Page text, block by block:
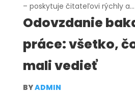
– poskytuje čitateľovi rýchly a…
Odovzdanie
práce: všetko,
mali vedieť
BYADMIN